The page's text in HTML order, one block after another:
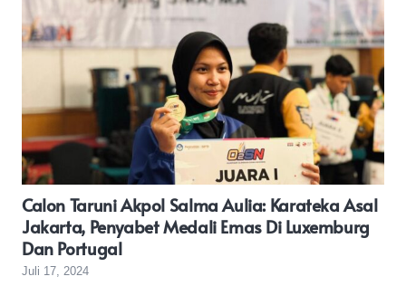
Calon Taruni Akpol Salma Aulia: Karateka Asal
Jakarta, Penyabet Medali Emas Di Luxemburg
Dan Portugal
Juli 17, 2024